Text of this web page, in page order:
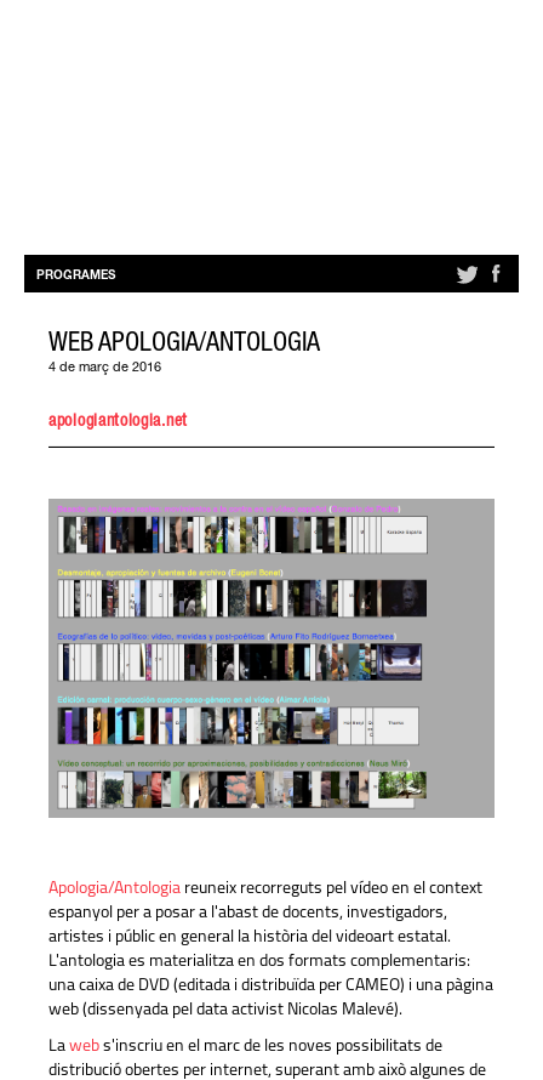
PROGRAMES
WEB APOLOGIA/ANTOLOGIA
4 de març de 2016
apologiantologia.net
Apologia/Antologia reuneix recorreguts pel vídeo en el context
espanyol per a posar a l'abast de docents, investigadors,
artistes i públic en general la història del videoart estatal.
L'antologia es materialitza en dos formats complementaris:
una caixa de DVD (editada i distribuïda per CAMEO) i una pàgina
web (dissenyada pel data activist Nicolas Malevé).
La web s'inscriu en el marc de les noves possibilitats de
distribució obertes per internet, superant amb això algunes de